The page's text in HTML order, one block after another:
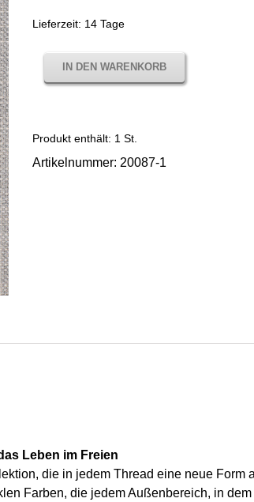
Lieferzeit: 14 Tage
IN DEN WARENKORB
Produkt enthält: 1 St.
Artikelnummer: 20087-1
Leben im Freien
die in jedem Thread eine neue Form
Farben, die jedem Außenbereich, in